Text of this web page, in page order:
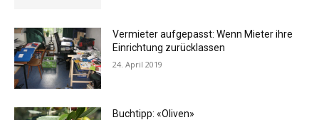
Vermieter aufgepasst: Wenn Mieter ihre
Einrichtung zurücklassen
24. April 2019
Buchtipp: «Oliven»